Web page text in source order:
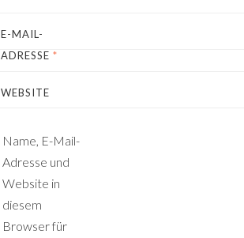
E-MAIL-
ADRESSE *
WEBSITE
Name, E-Mail-
Adresse und
Website in
diesem
Browser für